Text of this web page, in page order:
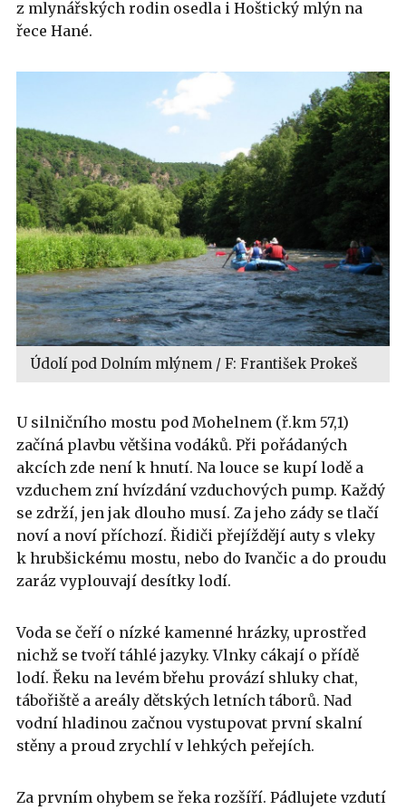
z mlynářských rodin osedla i Hoštický mlýn na
řece Hané.
Údolí pod Dolním mlýnem / F: František Prokeš
U silničního mostu pod Mohelnem (ř.km 57,1)
začíná plavbu většina vodáků. Při pořádaných
akcích zde není k hnutí. Na louce se kupí lodě a
vzduchem zní hvízdání vzduchových pump. Každý
se zdrží, jen jak dlouho musí. Za jeho zády se tlačí
noví a noví příchozí. Řidiči přejíždějí auty s vleky
k hrubšickému mostu, nebo do Ivančic a do proudu
zaráz vyplouvají desítky lodí.
Voda se čeří o nízké kamenné hrázky, uprostřed
nichž se tvoří táhlé jazyky. Vlnky cákají o přídě
lodí. Řeku na levém břehu provází shluky chat,
tábořiště a areály dětských letních táborů. Nad
vodní hladinou začnou vystupovat první skalní
stěny a proud zrychlí v lehkých peřejích.
Za prvním ohybem se řeka rozšíří. Pádlujete vzdutí